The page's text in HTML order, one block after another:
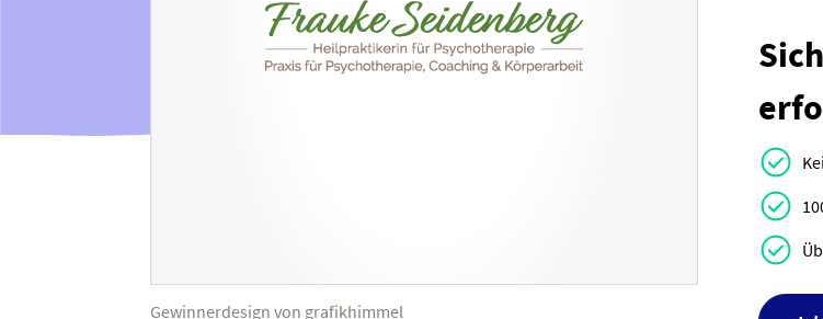
Gewinnerdesign von grafikhimmel